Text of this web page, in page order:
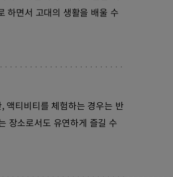
하면서 고대의 생활을 배울 수
액티비티를 체험하는 경우는 반
장소로서도 유연하게 즐길 수